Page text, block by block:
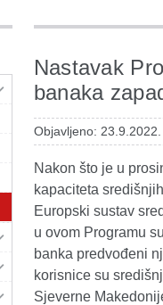
Nastavak
banaka
Objavljeno: 23.9.2022.
Nakon što je u
kapaciteta
Europski sustav
u ovom Programu
banka predvođeni
korisnice su
Sjeverne